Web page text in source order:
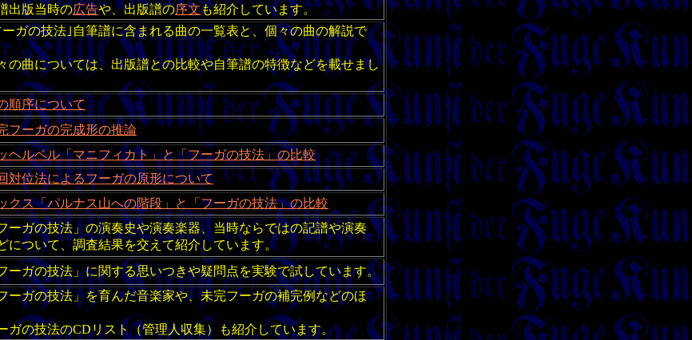
出版当時の広告や、出版譜の序文も紹介しています。
ーガの技法｣自筆譜に含まれる曲の一覧表と、個々の曲の解説で
の曲については、出版譜との比較や自筆譜の特徴などを載せまし
順序について
フーガの完成形の推論
ヘルベル「マニフィカト」と「フーガの技法」の比較
対位法によるフーガの原形について
クス「パルナス山への階段」と「フーガの技法」の比較
ーガの技法」の演奏史や演奏楽器、当時ならではの記譜や演奏
について、調査結果を交えて紹介しています。
フーガの技法」に関する思いつきや疑問点を実験で試しています。
ーガの技法」を育んだ音楽家や、未完フーガの補完例などのほ
ガの技法のCDリスト（管理人収集）も紹介しています。